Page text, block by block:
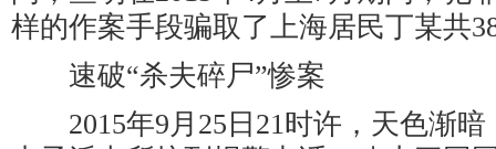
样的作案手段骗取了上海居民丁某共
速破“杀夫碎尸”惨案
2015年9月25日21时许，天色渐暗